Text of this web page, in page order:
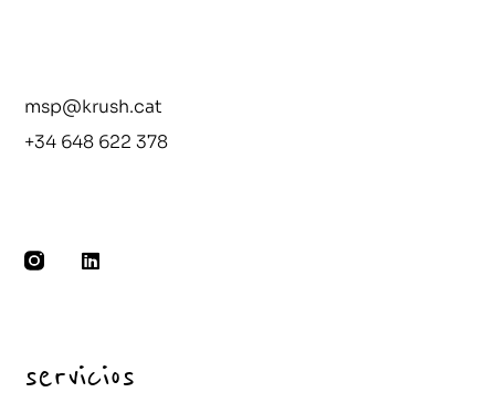
servicios
msp@krush.cat
+34 648 622 378